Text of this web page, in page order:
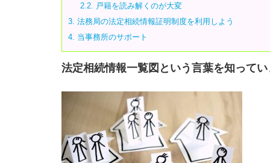
2.2. 戸籍を読み解くのが大変
3. 法務局の法定相続情報証明制度を利用しよう
4. 当事務所のサポート
法定相続情報一覧図という言葉を知って